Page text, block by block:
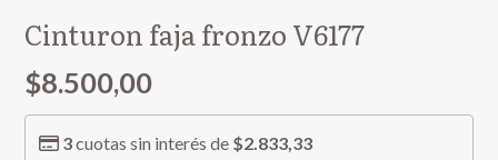
Cinturon faja fronzo V6177
$8.500,00
3cuotas sin interés de $2.833,33